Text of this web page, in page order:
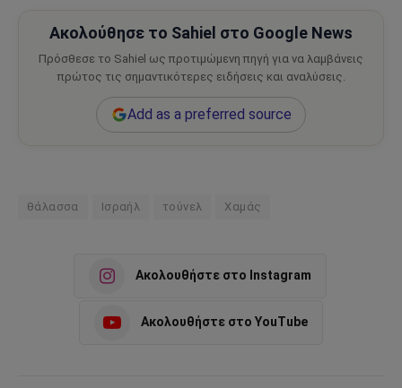
Ακολούθησε το Sahiel στο Google News
Πρόσθεσε το Sahiel ως προτιμώμενη πηγή για να λαμβάνεις
πρώτος τις σημαντικότερες ειδήσεις και αναλύσεις.
Add as a preferred source
θάλασσα Ισραήλ τούνελ Χαμάς
Ακολουθήστε στο Instagram
Ακολουθήστε στο YouTube